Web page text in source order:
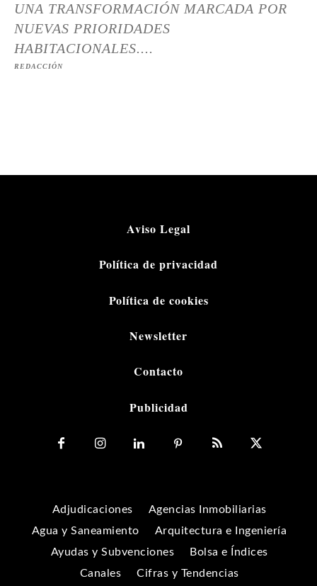
UNA TRANSFORMACIÓN MARCADA POR
NUEVAS PRIORIDADES
HABITACIONALES....
REDACCIÓN
Aviso Legal
Política de privacidad
Política de cookies
Newsletter
Contacto
Publicidad
Adjudicaciones
Agencias Inmobiliarias
Agua y Saneamiento
Arquitectura e Ingeniería
Ayudas y Subvenciones
Bolsa e Índices
Canales
Cifras y Tendencias